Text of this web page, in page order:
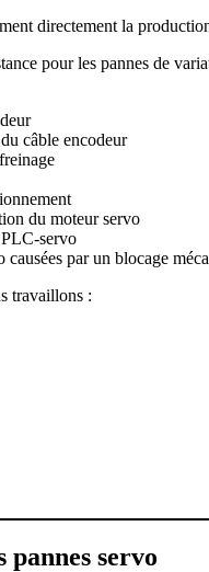
directement la
pour les pannes de
câble encodeur
du moteur servo
servo
causées par un blocage
travaillons :
pannes servo